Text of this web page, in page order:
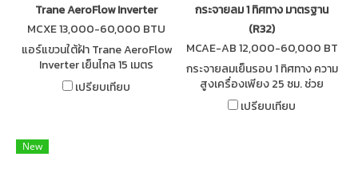
Trane AeroFlow Inverter
MCXE 13,000-60,000 BTU
แอร์แขวนใต้ฝ้า Trane AeroFlow
Inverter เย็นไกล 15 เมตร
ประหยัดไฟเบอร์ 5 เหมาะกับ
สำนักงานและอาคารพาณิชย์ รับ
เปรียบเทียบ
กระจายลม 1 ทิศทาง มาตรฐาน
(R32)
MCAE-AB 12,000-60,000 BT
U
กระจายลมเย็นรอบ 1 ทิศทาง ความ
สูงเครื่องเพียง 25 ซม. ช่วย
ประหยัดพื้นที่ในฝ้าเพดาน รับ
ประกันคอมเพรสเซอร์นาน 7 ปี
เปรียบเทียบ
New